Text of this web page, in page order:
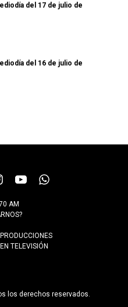
del 17 de julio de
del 16 de julio de
AM
TELEVISIÓN
los derechos reservados.